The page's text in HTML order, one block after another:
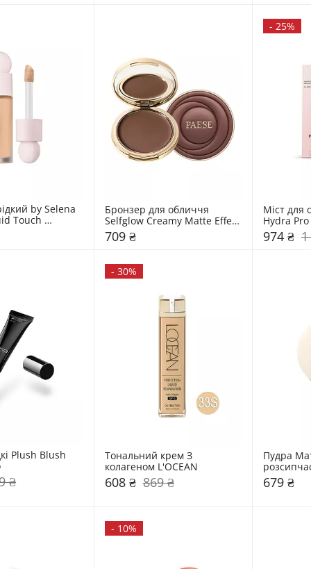
by Selena
Touch
Rare
Бронзер для обличчя
Selfglow Creamy Matte Effect
Paese
709 ₴
- 25%
Міст для
Hydra
974 ₴
Plush Blush
₴
- 30%
Тональний крем З
колагеном L'OCEAN
608 ₴ 869 ₴
Пудра
679 ₴
- 10%